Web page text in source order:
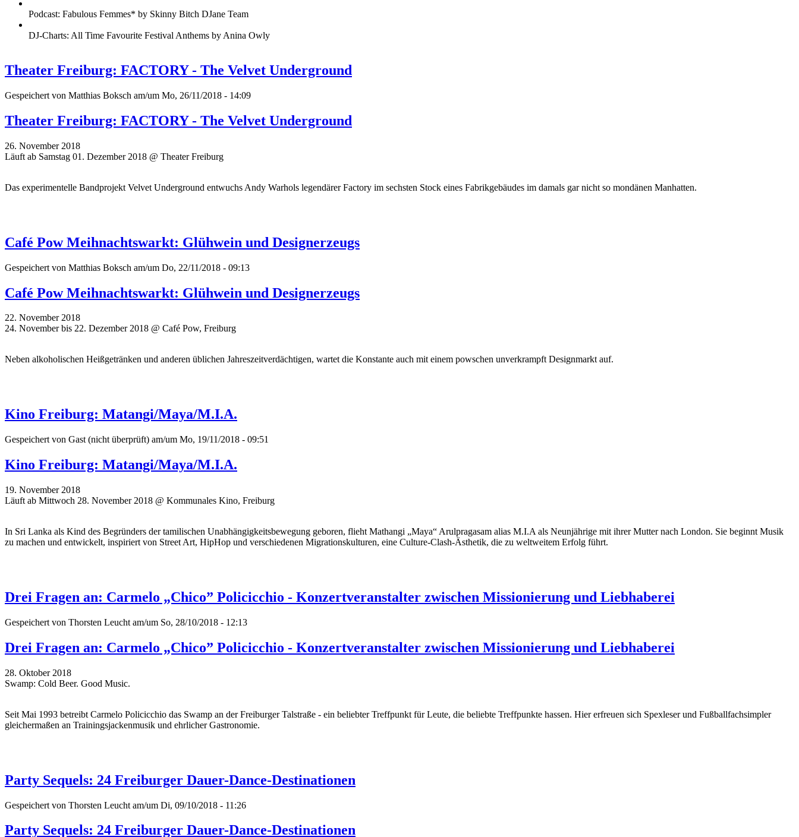
Podcast: Fabulous Femmes* by Skinny Bitch DJane Team
DJ-Charts: All Time Favourite Festival Anthems by Anina Owly
Theater Freiburg: FACTORY - The Velvet Underground
Gespeichert von Matthias Boksch am/um Mo, 26/11/2018 - 14:09
Theater Freiburg: FACTORY - The Velvet Underground
26. November 2018
Läuft ab Samstag 01. Dezember 2018 @ Theater Freiburg
Das experimentelle Bandprojekt Velvet Underground entwuchs Andy Warhols legendärer Factory im sechsten Stock eines Fabrikgebäudes im damals gar nicht so mondänen Manhatten.
Café Pow Meihnachtswarkt: Glühwein und Designerzeugs
Gespeichert von Matthias Boksch am/um Do, 22/11/2018 - 09:13
Café Pow Meihnachtswarkt: Glühwein und Designerzeugs
22. November 2018
24. November bis 22. Dezember 2018 @ Café Pow, Freiburg
Neben alkoholischen Heißgetränken und anderen üblichen Jahreszeitverdächtigen, wartet die Konstante auch mit einem powschen unverkrampft Designmarkt auf.
Kino Freiburg: Matangi/Maya/M.I.A.
Gespeichert von Gast (nicht überprüft) am/um Mo, 19/11/2018 - 09:51
Kino Freiburg: Matangi/Maya/M.I.A.
19. November 2018
Läuft ab Mittwoch 28. November 2018 @ Kommunales Kino, Freiburg
In Sri Lanka als Kind des Begründers der tamilischen Unabhängigkeitsbewegung geboren, flieht Mathangi „Maya“ Arulpragasam alias M.I.A als Neunjährige mit ihrer Mutter nach London. Sie beginnt Musik
zu machen und entwickelt, inspiriert von Street Art, HipHop und verschiedenen Migrationskulturen, eine Culture-Clash-Ästhetik, die zu weltweitem Erfolg führt.
Drei Fragen an: Carmelo „Chico” Policicchio - Konzertveranstalter zwischen Missionierung und Liebhaberei
Gespeichert von Thorsten Leucht am/um So, 28/10/2018 - 12:13
Drei Fragen an: Carmelo „Chico” Policicchio - Konzertveranstalter zwischen Missionierung und Liebhaberei
28. Oktober 2018
Swamp: Cold Beer. Good Music.
Seit Mai 1993 betreibt Carmelo Policicchio das Swamp an der Freiburger Talstraße - ein beliebter Treffpunkt für Leute, die beliebte Treffpunkte hassen. Hier erfreuen sich Spexleser und Fußballfachsimpler
gleichermaßen an Trainingsjackenmusik und ehrlicher Gastronomie.
Party Sequels: 24 Freiburger Dauer-Dance-Destinationen
Gespeichert von Thorsten Leucht am/um Di, 09/10/2018 - 11:26
Party Sequels: 24 Freiburger Dauer-Dance-Destinationen